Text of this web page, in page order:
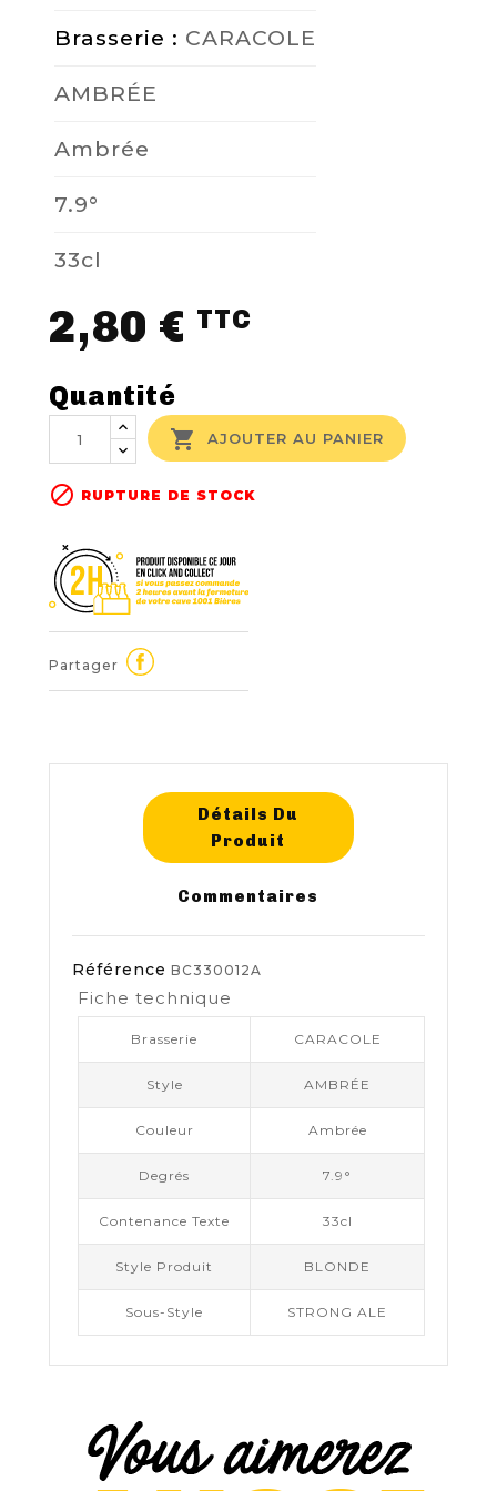
Brasserie : CARACOLE
AMBRÉE
Ambrée
7.9°
33cl
2,80 € TTC
Quantité
 AJOUTER AU PANIER
 RUPTURE DE STOCK
Partager
Détails Du
Produit
Commentaires
Référence BC330012A
Fiche technique
Brasserie CARACOLE
Style AMBRÉE
Couleur Ambrée
Degrés 7.9°
Contenance Texte 33cl
Style Produit BLONDE
Sous-Style STRONG ALE